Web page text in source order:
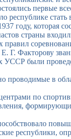
первые
республике
которая
страны
правил
Факторову
были
в
по
республики,